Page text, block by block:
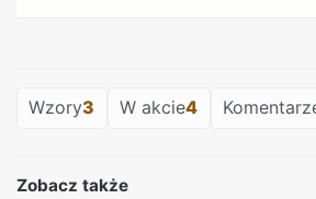
Wzory3 W akcie4
Zobacz także